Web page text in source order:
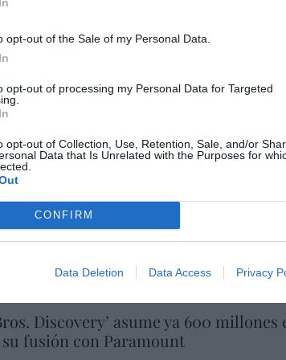
opt-out of the Sale of my Personal Data.
opt-out of processing my Personal Data for Targeted
opt-out of Collection, Use, Retention, Sale, and/or
Data that Is Unrelated with the Purposes for
CONFIRM
Data Deletion Data Access Privacy
imposible de los Entrecanales: deuda
a la baja y reputación en
07/08/26 15:51
se hace con un proyecto IRIS-2 de
de euros
07/08/26 15:07
Discovery’ asume ya 600 millones
su fusión con Paramount